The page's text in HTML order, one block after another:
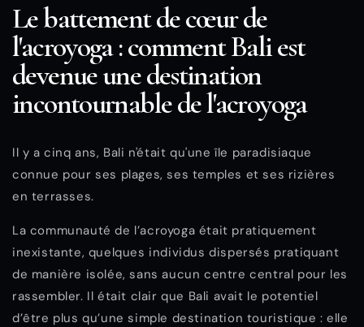
Le battement de cœur de
l'acroyoga : comment Bali est
devenue une destination
incontournable de l'acroyoga
Il y a cinq ans, Bali n'était qu'une île paradisiaque
connue pour ses plages, ses temples et ses rizières
en terrasses.
La communauté de l’acroyoga était pratiquement
inexistante, quelques individus dispersés pratiquant
de manière isolée, sans aucun centre central pour les
rassembler. Il était clair que Bali avait le potentiel
d’être plus qu’une simple destination touristique : elle